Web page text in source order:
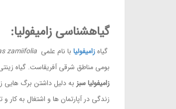
گیاهشناسی زامیفولیا:
گیاهزامیفولیا با نام علمی zamiifolia
بومی مناطق شرقی آفریقاست. گیاه
زامیفولیا سبز به دلیل داشتن برگ هایی
زندگی در آپارتمان ها و اشتغال به